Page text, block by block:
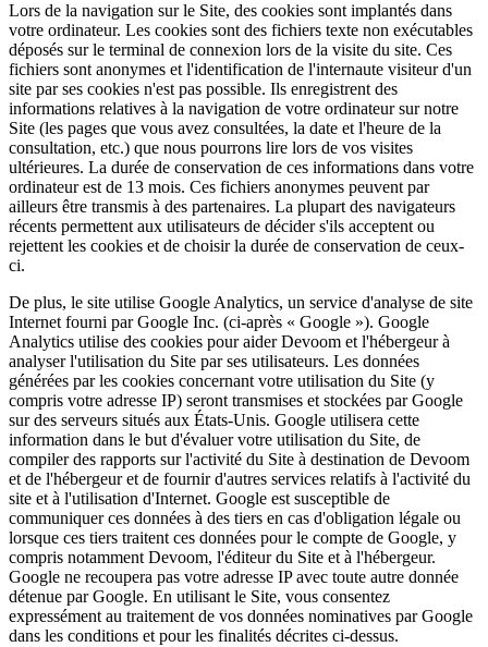
Lors de la navigation sur le Site, des cookies sont implantés dans
votre ordinateur. Les cookies sont des fichiers texte non exécutables
déposés sur le terminal de connexion lors de la visite du site. Ces
fichiers sont anonymes et l'identification de l'internaute visiteur d'un
site par ses cookies n'est pas possible. Ils enregistrent des
informations relatives à la navigation de votre ordinateur sur notre
Site (les pages que vous avez consultées, la date et l'heure de la
consultation, etc.) que nous pourrons lire lors de vos visites
ultérieures. La durée de conservation de ces informations dans votre
ordinateur est de 13 mois. Ces fichiers anonymes peuvent par
ailleurs être transmis à des partenaires. La plupart des navigateurs
récents permettent aux utilisateurs de décider s'ils acceptent ou
rejettent les cookies et de choisir la durée de conservation de ceux-
ci.
De plus, le site utilise Google Analytics, un service d'analyse de site
Internet fourni par Google Inc. (ci-après « Google »). Google
Analytics utilise des cookies pour aider Devoom et l'hébergeur à
analyser l'utilisation du Site par ses utilisateurs. Les données
générées par les cookies concernant votre utilisation du Site (y
compris votre adresse IP) seront transmises et stockées par Google
sur des serveurs situés aux États-Unis. Google utilisera cette
information dans le but d'évaluer votre utilisation du Site, de
compiler des rapports sur l'activité du Site à destination de Devoom
et de l'hébergeur et de fournir d'autres services relatifs à l'activité du
site et à l'utilisation d'Internet. Google est susceptible de
communiquer ces données à des tiers en cas d'obligation légale ou
lorsque ces tiers traitent ces données pour le compte de Google, y
compris notamment Devoom, l'éditeur du Site et à l'hébergeur.
Google ne recoupera pas votre adresse IP avec toute autre donnée
détenue par Google. En utilisant le Site, vous consentez
expressément au traitement de vos données nominatives par Google
dans les conditions et pour les finalités décrites ci-dessus.